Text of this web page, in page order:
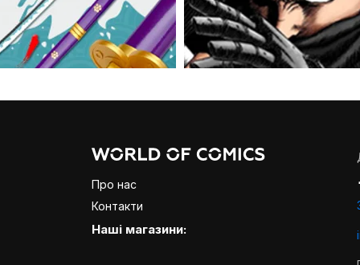
Про нас
Контакти
Наші магазини: